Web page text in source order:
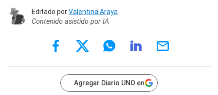
Editado porValentina Araya
Contenido asistido por IA
Agregar Diario UNO en